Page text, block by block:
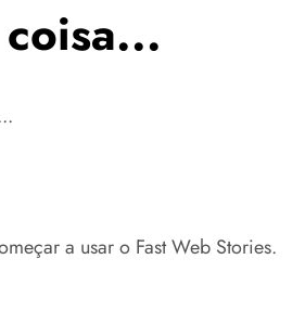
a usar o Fast Web Stories.